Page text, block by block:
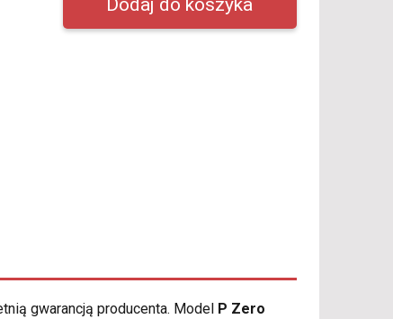
gwarancją producenta. Model P Zero